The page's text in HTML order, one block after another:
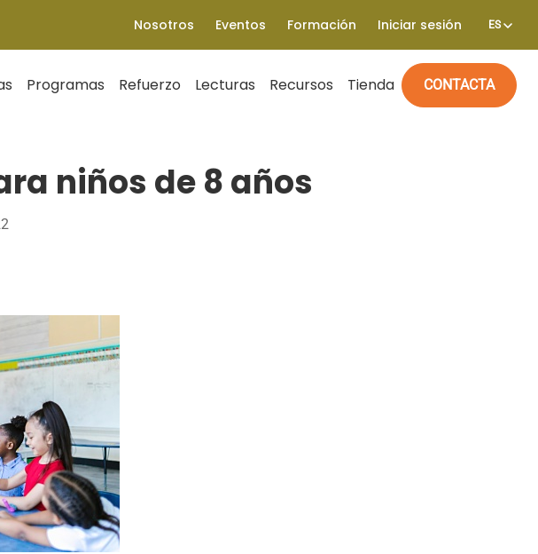
Nosotros Eventos Formación Iniciar sesión ES
Programas Refuerzo Lecturas Recursos Tienda CONTACTA
niños de 8 años